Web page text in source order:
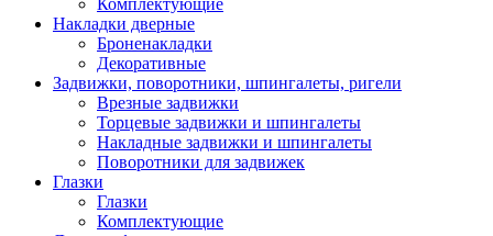
Комплектующие
Накладки дверные
Броненакладки
Декоративные
Задвижки, поворотники, шпингалеты, ригели
Врезные задвижки
Торцевые задвижки и шпингалеты
Накладные задвижки и шпингалеты
Поворотники для задвижек
Глазки
Глазки
Комплектующие